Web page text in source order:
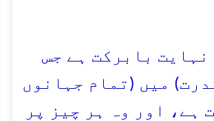
نہایت بابرکت ہے جس
میں (تمام جہانوں
ہے، اور وہ ہر چیز پر